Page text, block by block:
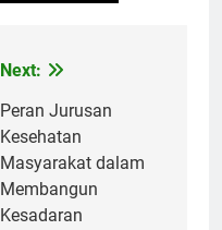
Next:
Peran Jurusan
Kesehatan
Masyarakat dalam
Membangun
Kesadaran